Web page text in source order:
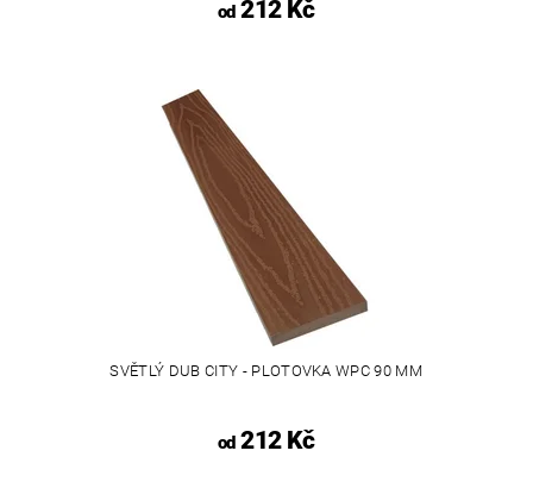
od212 Kč
SVĚTLÝ DUB CITY - PLOTOVKA WPC 90 MM
od212 Kč